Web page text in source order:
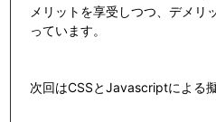
メリットを享受しつつ、デメリ
っています。
次回はCSSとJavascriptによる